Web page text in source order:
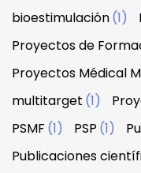
bioestimulación(1)
Proyectos de
Proyectos Médical
multitarget (1)
PSMF (1) PSP (1)
Publicaciones